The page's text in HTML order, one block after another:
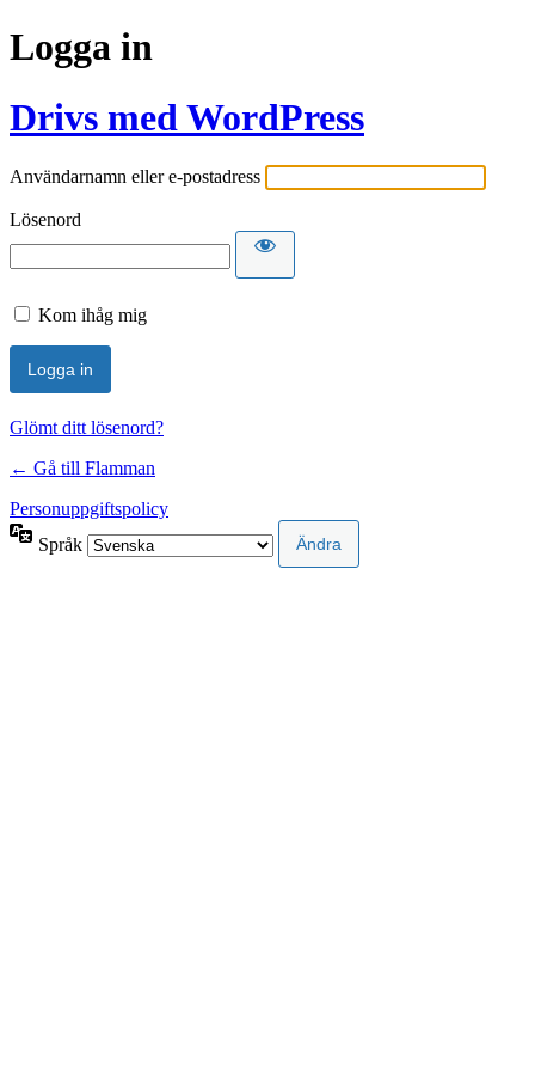
Logga in
Drivs med WordPress
Användarnamn eller e-postadress
Lösenord
Kom ihåg mig
Glömt ditt lösenord?
← Gå till Flamman
Personuppgiftspolicy
Språk